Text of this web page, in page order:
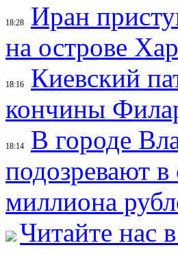
18:28
Иран
на острове
18:16
Киевский
кончины
18:14
В городе
подозревают
миллиона
Читайте нас